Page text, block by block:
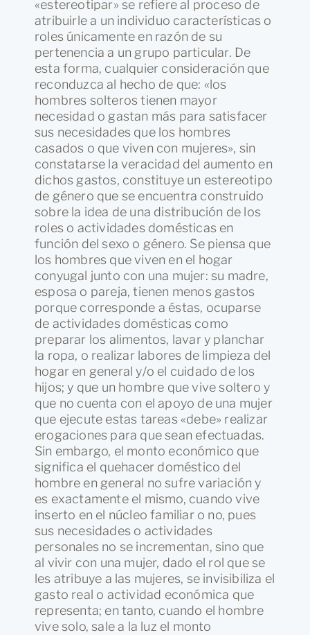
«estereotipar» se refiere al proceso de
atribuirle a un individuo características o
roles únicamente en razón de su
pertenencia a un grupo particular. De
esta forma, cualquier consideración que
reconduzca al hecho de que: «los
hombres solteros tienen mayor
necesidad o gastan más para satisfacer
sus necesidades que los hombres
casados o que viven con mujeres», sin
constatarse la veracidad del aumento en
dichos gastos, constituye un estereotipo
de género que se encuentra construido
sobre la idea de una distribución de los
roles o actividades domésticas en
función del sexo o género. Se piensa que
los hombres que viven en el hogar
conyugal junto con una mujer: su madre,
esposa o pareja, tienen menos gastos
porque corresponde a éstas, ocuparse
de actividades domésticas como
preparar los alimentos, lavar y planchar
la ropa, o realizar labores de limpieza del
hogar en general y/o el cuidado de los
hijos; y que un hombre que vive soltero y
que no cuenta con el apoyo de una mujer
que ejecute estas tareas «debe» realizar
erogaciones para que sean efectuadas.
Sin embargo, el monto económico que
significa el quehacer doméstico del
hombre en general no sufre variación y
es exactamente el mismo, cuando vive
inserto en el núcleo familiar o no, pues
sus necesidades o actividades
personales no se incrementan, sino que
al vivir con una mujer, dado el rol que se
les atribuye a las mujeres, se invisibiliza el
gasto real o actividad económica que
representa; en tanto, cuando el hombre
vive solo, sale a la luz el monto